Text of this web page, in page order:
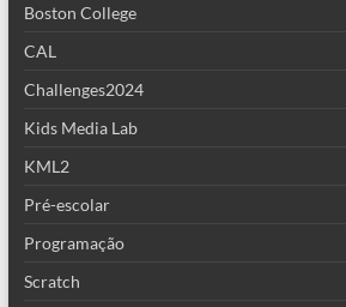
Boston College
CAL
Challenges2024
Kids Media Lab
KML2
Pré-escolar
Programação
Scratch